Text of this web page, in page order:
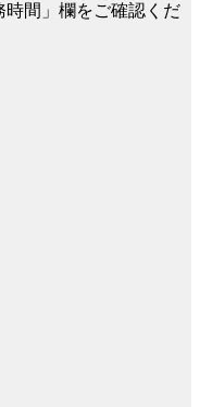
間」欄をご確認くだ